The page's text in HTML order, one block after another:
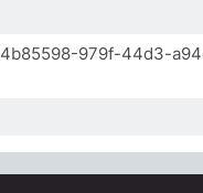
979f-44d3-